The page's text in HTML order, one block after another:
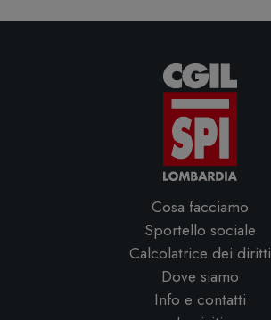
Cosa facciamo
Sportello sociale
Calcolatrice dei diritti
Dove siamo
Info e contatti